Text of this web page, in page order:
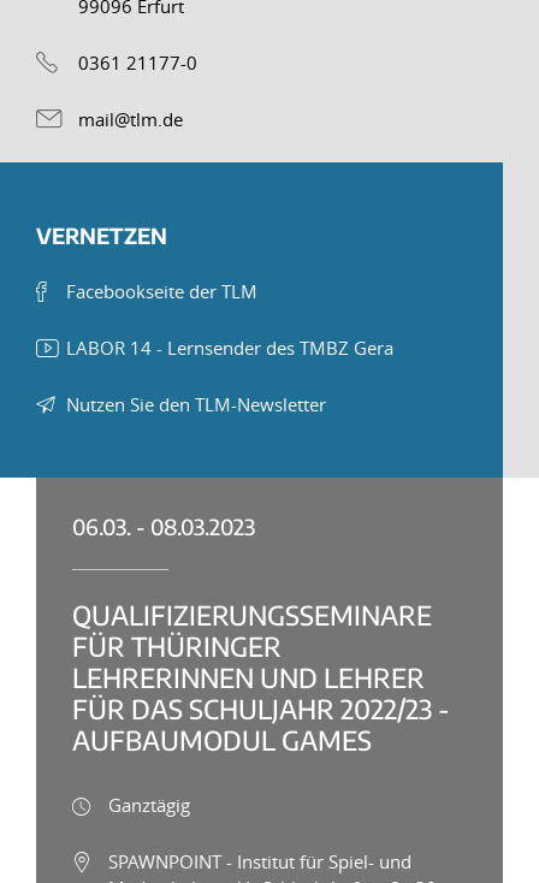
99096 Erfurt
0361 21177-0
mail@tlm.de
VERNETZEN
Facebookseite der TLM
LABOR 14 - Lernsender des TMBZ Gera
Nutzen Sie den TLM-Newsletter
06.03. - 08.03.2023
QUALIFIZIERUNGSSEMINARE
FÜR THÜRINGER
LEHRERINNEN UND LEHRER
FÜR DAS SCHULJAHR 2022/23 -
AUFBAUMODUL GAMES
Ganztägig
SPAWNPOINT - Institut für Spiel- und